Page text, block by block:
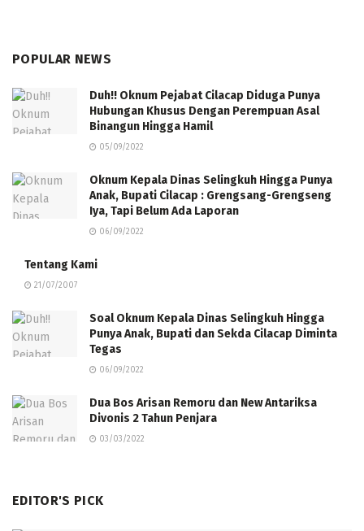
POPULAR NEWS
Duh!! Oknum Pejabat Cilacap Diduga Punya
Hubungan Khusus Dengan Perempuan Asal
Binangun Hingga Hamil
05/09/2022
Oknum Kepala Dinas Selingkuh Hingga Punya
Anak, Bupati Cilacap : Grengsang-Grengseng
Iya, Tapi Belum Ada Laporan
06/09/2022
Tentang Kami
21/07/2007
Soal Oknum Kepala Dinas Selingkuh Hingga
Punya Anak, Bupati dan Sekda Cilacap Diminta
Tegas
06/09/2022
Dua Bos Arisan Remoru dan New Antariksa
Divonis 2 Tahun Penjara
03/03/2022
EDITOR'S PICK